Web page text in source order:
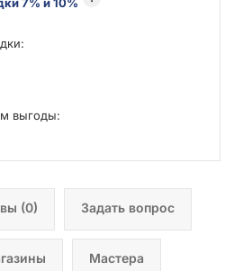
выгоды:
(0) Задать вопрос
Мастера